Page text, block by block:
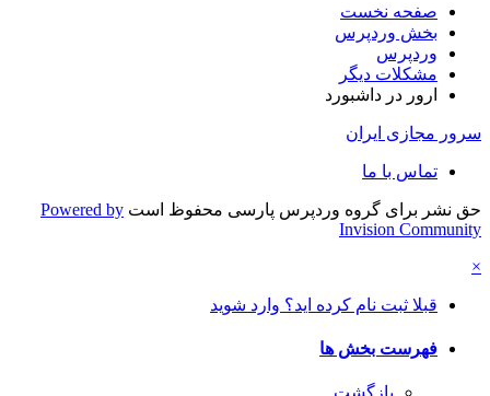
صفحه نخست
بخش وردپرس
وردپرس
مشکلات دیگر
ارور در داشبورد
سرور مجازی ایران
تماس با ما
حق نشر برای گروه وردپرس پارسی محفوظ است Powered by
Invision Community
×
قبلا ثبت نام کرده اید؟ وارد شوید
فهرست بخش ها